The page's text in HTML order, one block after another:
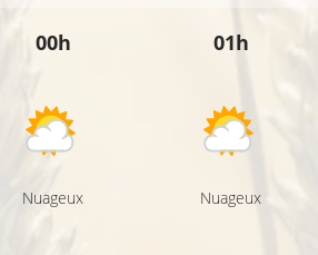
00h
Nuageux
01h
Nuageux